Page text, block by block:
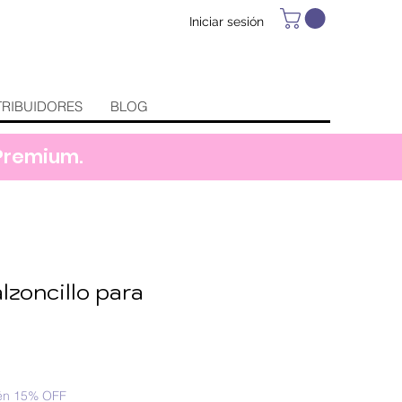
Iniciar sesión
BLOG
para
15% OFF